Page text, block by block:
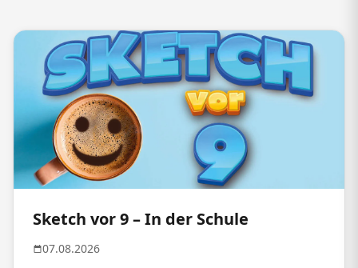
Sketch vor 9 – In der Schule
07.08.2026